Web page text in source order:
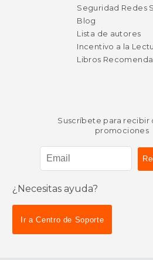
dcto.
$ 32.52
$ 19.51
Seguridad Redes
Blog
Lista de autores
Incentivo a la
Libros
Suscríbete para recibir
promociones
¿Necesitas ayuda?
Ir a Centro de Soporte